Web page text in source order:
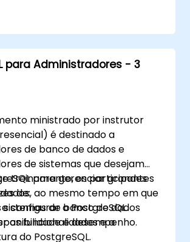
de acesso.
tarefas administrativas de banco
incluindo backup, recuperação
o desempenho do banco de
meio de estratégias de ajuste e
ferramentas internas do
para alta disponibilidade e
PostgreSQL com frameworks
de desenvolvimento de
para Administradores - 3
ministrado por instrutor
é destinado a
de banco de dados e
de sistemas que desejam
para gerenciar grandes
ao mesmo tempo em que
sistemas de banco de dados
e desempenho.
treinamento, os participantes
de:
configurar o PostgreSQL.
as funcionalidades e a
do PostgreSQL.